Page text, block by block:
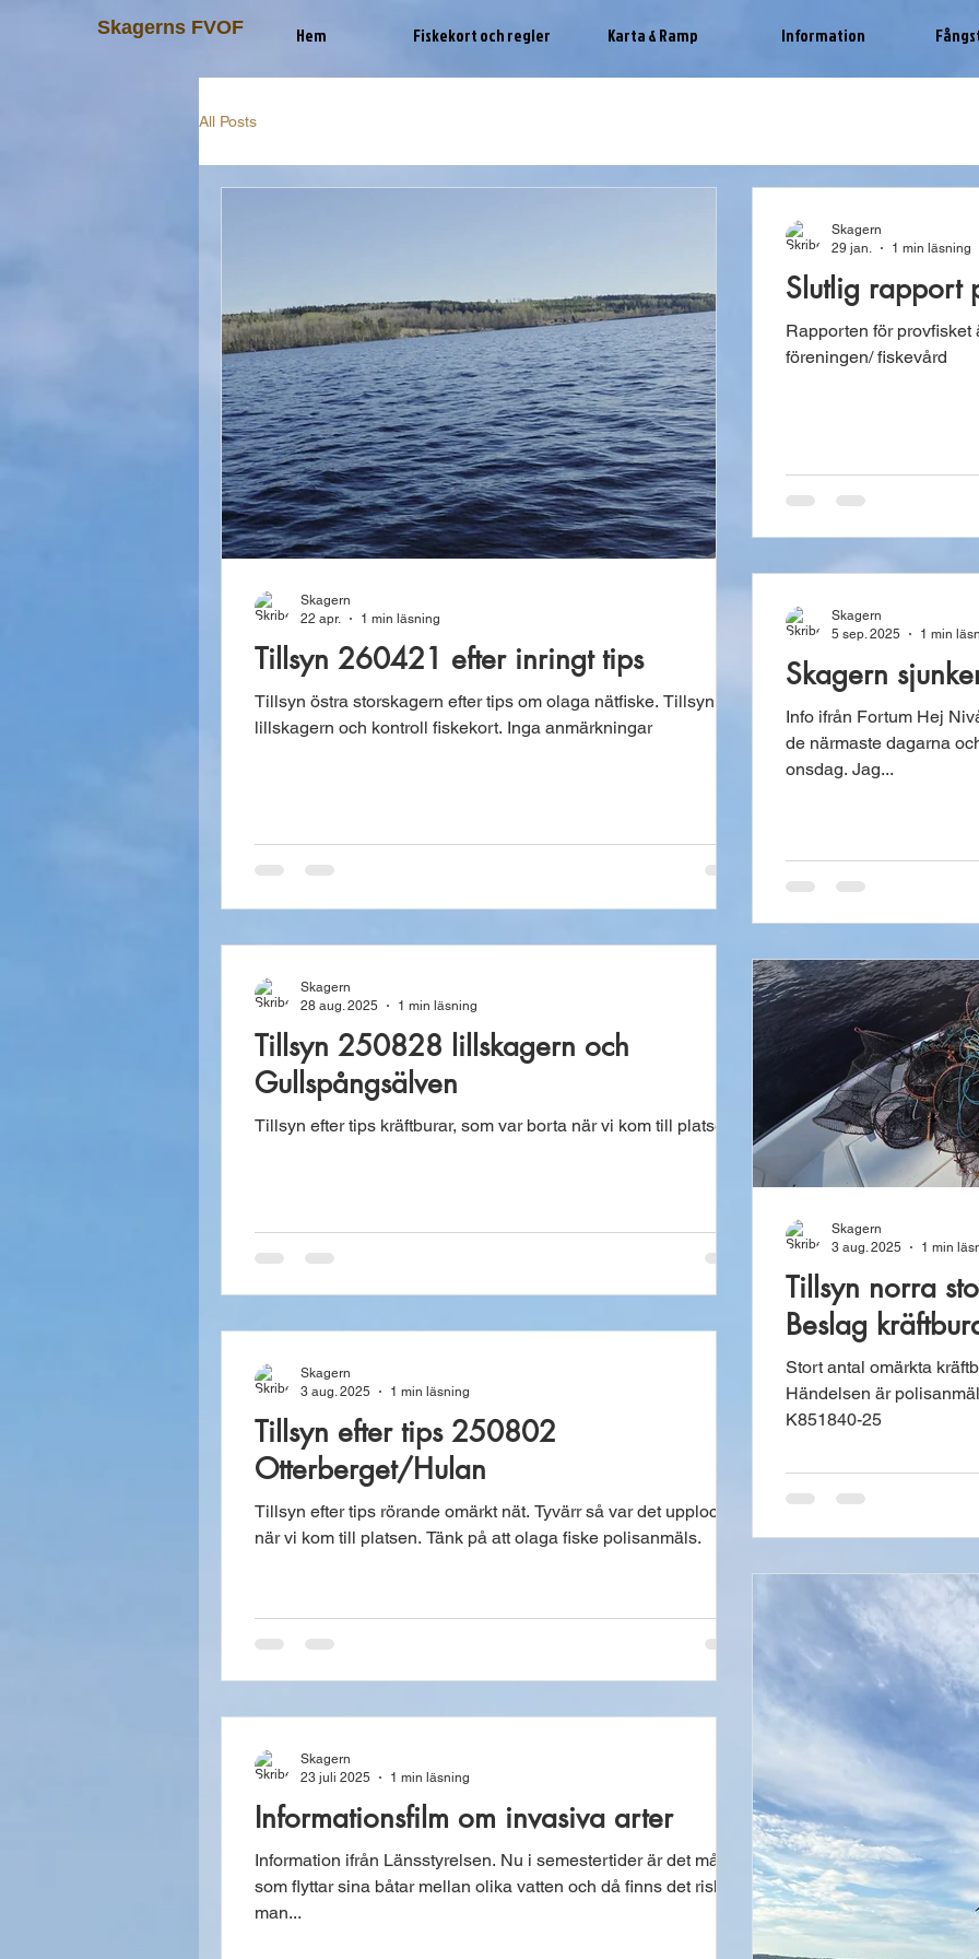
Skagerns FVOF Hem Fiskekort och regler Karta & Ramp Information
All Posts
Tillsyn 260421 efter inringt tips
Tillsyn östra storskagern efter tips om olaga nätfiske. Tillsyn
lillskagern och kontroll fiskekort. Inga anmärkningar
Skagern
22 apr.
1 min läsning
Slutlig rapport
Rapporten för
föreningen/ fiskevård
Skagern
29 jan.
1 min läsning
Skagern
Info ifrån Fortum Hej Nivån i Skagern kommer fortsätta sjunka
de närmaste dagarna
onsdag. Jag...
Skagern
5 sep. 2025
1 min
Tillsyn 250828 lillskagern och
Gullspångsälven
Tillsyn efter tips kräftburar, som var borta när vi kom till platsen.
Skagern
28 aug. 2025
1 min läsning
Tillsyn norra
Beslag
Stort antal omärkta
Händelsen är
K851840-25
Skagern
3 aug. 2025
1 min
Tillsyn efter tips 250802
Otterberget/Hulan
Tillsyn efter tips rörande omärkt nät. Tyvärr så var det upplockat
när vi kom till platsen. Tänk på att olaga fiske polisanmäls.
Skagern
3 aug. 2025
1 min läsning
Informationsfilm om invasiva arter
Information ifrån Länsstyrelsen. Nu i semestertider är det många
som flyttar sina båtar mellan olika vatten och då finns det risk att
man...
Skagern
23 juli 2025
1 min läsning